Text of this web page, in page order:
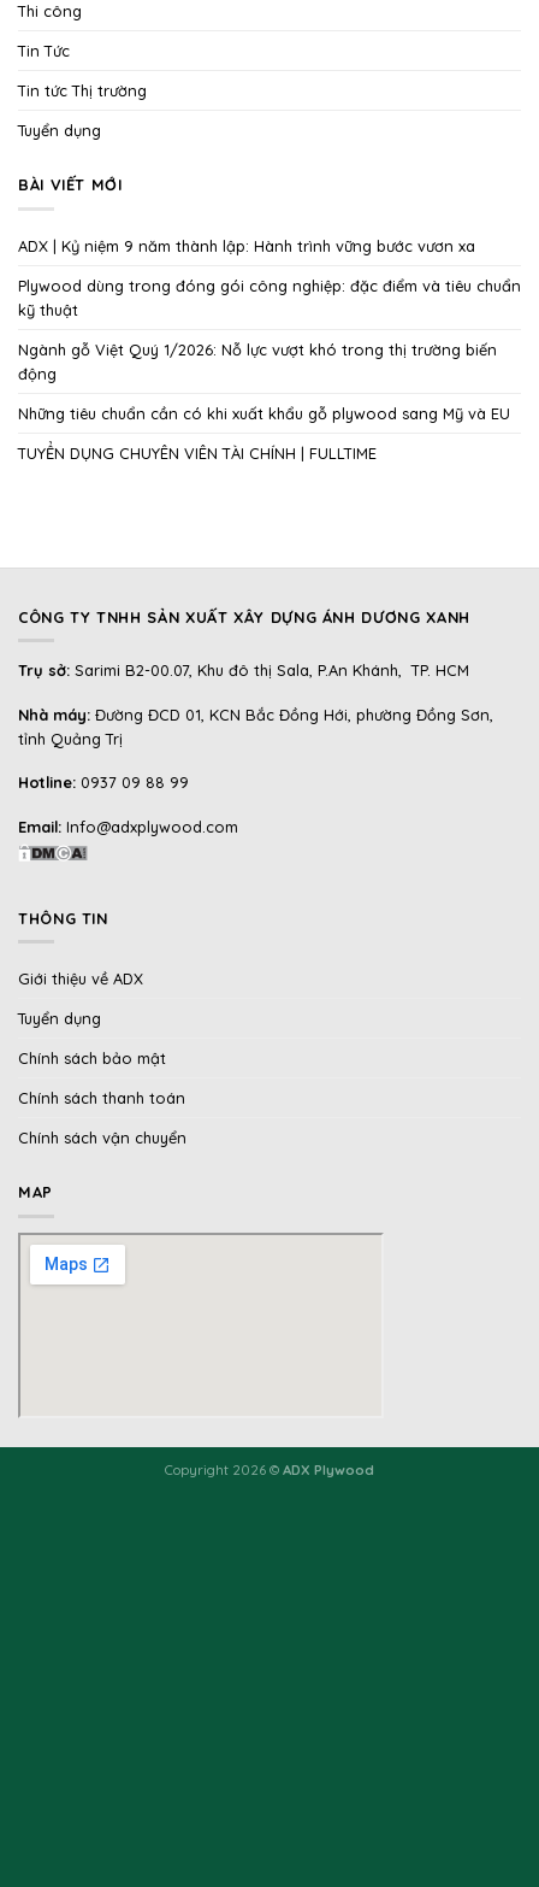
Thi công
Tin Tức
Tin tức Thị trường
Tuyển dụng
BÀI VIẾT MỚI
ADX | Kỷ niệm 9 năm thành lập: Hành trình vững bước vươn xa
Plywood dùng trong đóng gói công nghiệp: đặc điểm và tiêu chuẩn
kỹ thuật
Ngành gỗ Việt Quý 1/2026: Nỗ lực vượt khó trong thị trường biến
động
Những tiêu chuẩn cần có khi xuất khẩu gỗ plywood sang Mỹ và EU
TUYỂN DỤNG CHUYÊN VIÊN TÀI CHÍNH | FULLTIME
CÔNG TY TNHH SẢN XUẤT XÂY DỰNG ÁNH DƯƠNG XANH
Trụ sở: Sarimi B2-00.07, Khu đô thị Sala, P.An Khánh, TP. HCM
Nhà máy: Đường ĐCD 01, KCN Bắc Đồng Hới, phường Đồng Sơn,
tỉnh Quảng Trị
Hotline: 0937 09 88 99
Email: Info@adxplywood.com
THÔNG TIN
Giới thiệu về ADX
Tuyển dụng
Chính sách bảo mật
Chính sách thanh toán
Chính sách vận chuyển
MAP
Copyright 2026 © ADX Plywood